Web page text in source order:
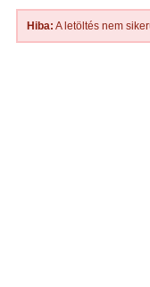
Hiba: A letöltés nem